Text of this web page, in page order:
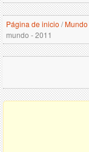
Página de inicio /Mundo
mundo - 2011